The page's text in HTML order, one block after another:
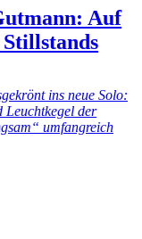
Auf
ins neue Solo:
Leuchtkegel der
umfangreich